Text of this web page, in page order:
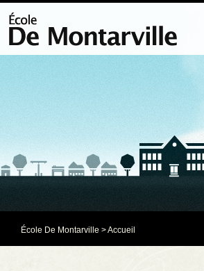
École De Montarville > Accueil